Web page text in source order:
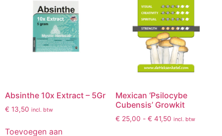
Absinthe 10x Extract – 5Gr
€ 13,50 incl. btw
Toevoegen aan
Mexican ‘Psilocybe
Cubensis’ Growkit
€ 25,00 - € 41,50 incl. btw